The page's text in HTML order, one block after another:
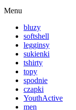
Menu
bluzy
softshell
legginsy
sukienki
tshirty
topy
spodnie
czapki
YouthActive
men